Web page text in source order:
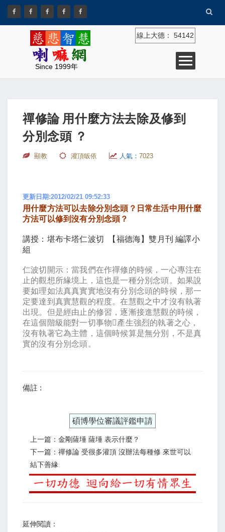
Since 1999年
線上大德： 54142
禪修論 用什麼方法去除及修到
分別念頭 ？
顯教 灌頂皈依 人氣： 7023
更新日期:2012/02/21 09:52:33
用什麼方法可以去除分別念頭？日常生活中用什麼
方法可以修到沒有分別念頭？
講授：堪布卡塔仁波切 【福德海】雙月刊 編譯小
組
仁波切開示：當我們在作禪修的時候，一心專注在
止的觀想所緣境上，這也是一種分別念頭。如果說
要如理如法真真實實地沒有分別念頭的時候，那一
定要達到真實慧觀的程度。在慧觀之中才沒有執著
出現。但是經由止的修習，逐漸接進慧觀的時候，
在這個階級能對一切事物產生強烈的執著之心，
沒有執著它為主體，這個時候算是無分別，不是真
實的沒有分別念頭。
備註 :
碩博學位審議評鑑申請
上一篇：金剛薩埵 薩埵 表示什麼？
下一篇：禪修論 受很多灌頂 沒辦法每種修 來世可以
結下善緣
延伸閱讀：